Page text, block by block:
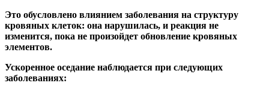
Это обусловлено влиянием заболевания на структуру
кровяных клеток: она нарушилась, и реакция не
изменится, пока не произойдет обновление кровяных
элементов.
Ускоренное оседание наблюдается при следующих
заболеваниях: